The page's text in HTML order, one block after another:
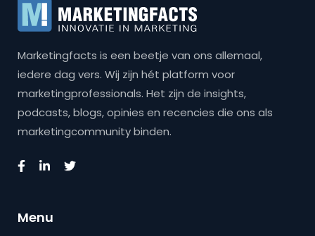
Marketingfacts is een beetje van ons allemaal,
iedere dag vers. Wij zijn hét platform voor
marketingprofessionals. Het zijn de insights,
podcasts, blogs, opinies en recencies die ons als
marketingcommunity binden.
Menu